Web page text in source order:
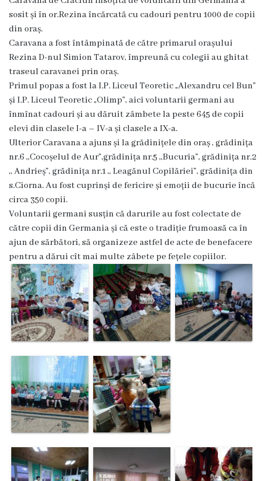
Zile
de
audiență
Primarul
Aparatul
primăriei
Competențele
primarului
Dispozițiile
primarului
Plăți
salariale
încasate
Întreprinderi
subordonate
Grădinița
nr.1
,,Leagănul
copilăriei”
sosit și în or.Rezina încărcată cu cadouri pentru 1000 de copii
din oraș.
Caravana a fost întâmpinată de către primarul orașului
Rezina D-nul Simion Tatarov, împreună cu colegii au ghitat
traseul caravanei prin oraș.
Primul popas a fost la I.P. Liceul Teoretic „Alexandru cel Bun”
și I.P. Liceul Teoretic „Olimp”, aici voluntarii germani au
înmînat cadouri și au dăruit zâmbete la peste 645 de copii
elevi din clasele I-a – IV-a și clasele a IX-a.
Ulterior Caravana a ajuns și la grădinițele din oraș , grădinița
nr.6 ,,Cocoșelul de Aur”,grădinița nr.5 ,,Bucuria”, grădinița nr.2
,, Andrieș”, grădinița nr.1 ,, Leagănul Copilăriei”, grădinița din
s.Ciorna. Au fost cuprinși de fericire și emoții de bucurie încă
circa 350 copii.
Voluntarii germani susțin că darurile au fost colectate de
către copii din Germania și că este o tradiție frumoasă ca în
ajun de sărbători, să organizeze astfel de acte de benefacere
pentru a dărui cît mai multe zâbete pe fețele copiilor.